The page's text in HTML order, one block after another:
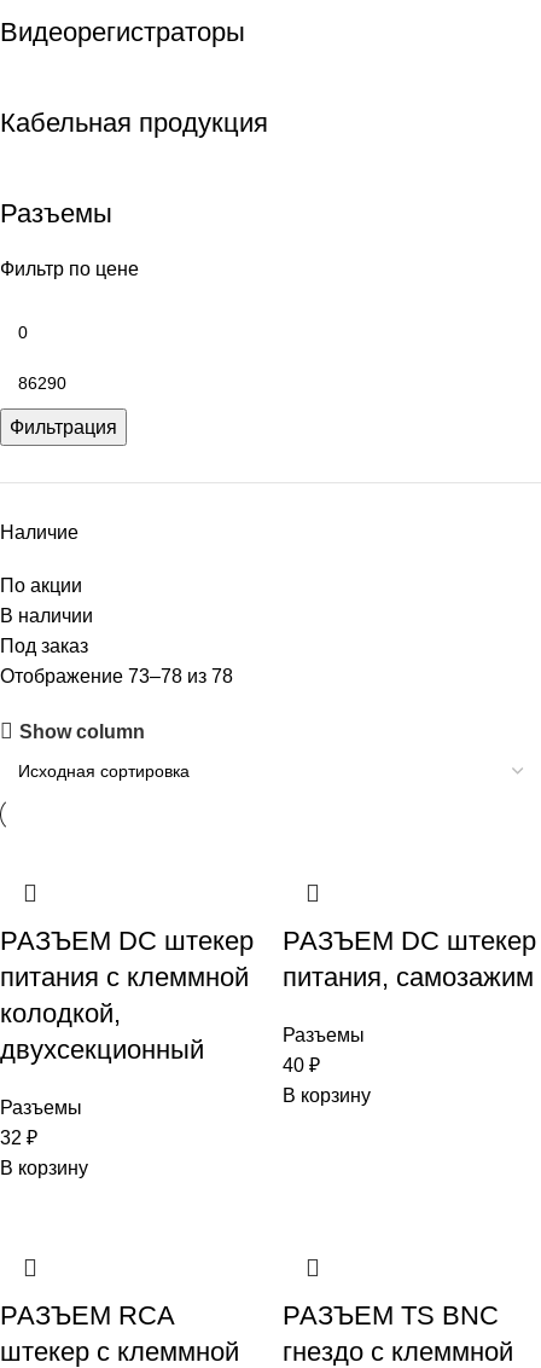
Видеорегистраторы
Кабельная продукция
Разъемы
Фильтр по цене
Фильтрация
Наличие
По акции
В наличии
Под заказ
Отображение 73–78 из 78
Show column
РАЗЪЕМ DC штекер
питания с клеммной
колодкой,
двухсекционный
Разъемы
32 ₽
В корзину
РАЗЪЕМ DC штекер
питания, самозажим
Разъемы
40 ₽
В корзину
РАЗЪЕМ RCA
штекер с клеммной
РАЗЪЕМ TS BNC
гнездо с клеммной